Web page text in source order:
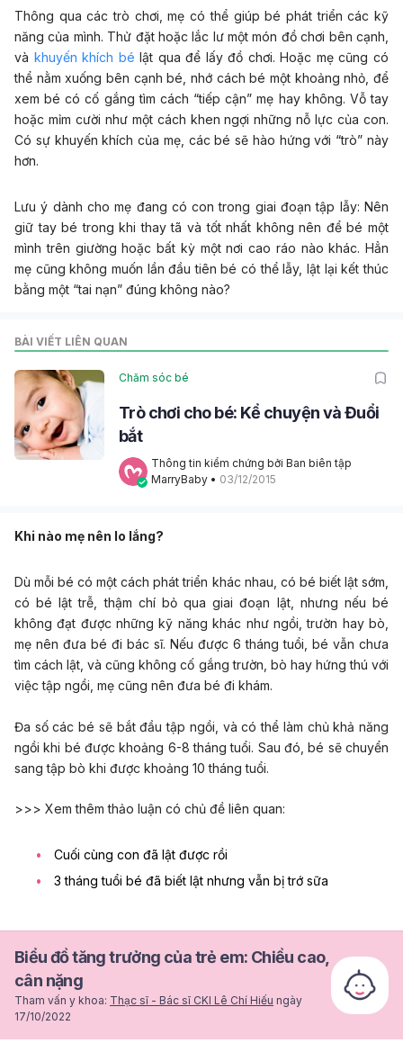
Thông qua các trò chơi, mẹ có thể giúp bé phát triển các kỹ
năng của mình. Thử đặt hoặc lắc lư một món đồ chơi bên cạnh,
và khuyến khích bé lật qua để lấy đồ chơi. Hoặc mẹ cũng có
thể nằm xuống bên cạnh bé, nhớ cách bé một khoảng nhỏ, để
xem bé có cố gắng tìm cách “tiếp cận” mẹ hay không. Vỗ tay
hoặc mỉm cười như một cách khen ngợi những nỗ lực của con.
Có sự khuyến khích của mẹ, các bé sẽ hào hứng với “trò” này
hơn.
Lưu ý dành cho mẹ đang có con trong giai đoạn tập lẫy: Nên
giữ tay bé trong khi thay tã và tốt nhất không nên để bé một
mình trên giường hoặc bất kỳ một nơi cao ráo nào khác. Hẳn
mẹ cũng không muốn lần đầu tiên bé có thể lẫy, lật lại kết thúc
bằng một “tai nạn” đúng không nào?
BÀI VIẾT LIÊN QUAN
Chăm sóc bé
Trò chơi cho bé: Kể chuyện và Đuổi
bắt
Thông tin kiểm chứng bởi Ban biên tập
MarryBaby • 03/12/2015
Khi nào mẹ nên lo lắng?
Dù mỗi bé có một cách phát triển khác nhau, có bé biết lật sớm,
có bé lật trễ, thậm chí bỏ qua giai đoạn lật, nhưng nếu bé
không đạt được những kỹ năng khác như ngồi, trườn hay bò,
mẹ nên đưa bé đi bác sĩ. Nếu được 6 tháng tuổi, bé vẫn chưa
tìm cách lật, và cũng không cố gắng trườn, bò hay hứng thú với
việc tập ngồi, mẹ cũng nên đưa bé đi khám.
Đa số các bé sẽ bắt đầu tập ngồi, và có thể làm chủ khả năng
ngồi khi bé được khoảng 6-8 tháng tuổi. Sau đó, bé sẽ chuyển
sang tập bò khi được khoảng 10 tháng tuổi.
>>> Xem thêm thảo luận có chủ đề liên quan:
Cuối cùng con đã lật được rồi
3 tháng tuổi bé đã biết lật nhưng vẫn bị trớ sữa
Biểu đồ tăng trưởng của trẻ em: Chiều cao,
cân nặng
Tham vấn y khoa: Thạc sĩ - Bác sĩ CKI Lê Chí Hiếu ngày
17/10/2022